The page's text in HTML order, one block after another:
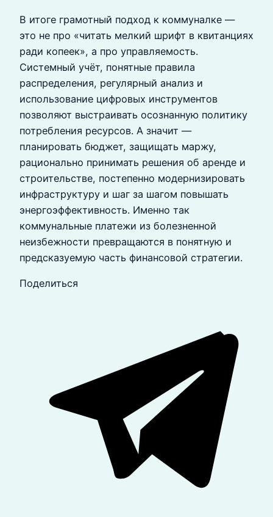
В итоге грамотный подход к коммуналке —
это не про «читать мелкий шрифт в квитанциях
ради копеек», а про управляемость.
Системный учёт, понятные правила
распределения, регулярный анализ и
использование цифровых инструментов
позволяют выстраивать осознанную политику
потребления ресурсов. А значит —
планировать бюджет, защищать маржу,
рационально принимать решения об аренде и
строительстве, постепенно модернизировать
инфраструктуру и шаг за шагом повышать
энергоэффективность. Именно так
коммунальные платежи из болезненной
неизбежности превращаются в понятную и
предсказуемую часть финансовой стратегии.
Поделиться